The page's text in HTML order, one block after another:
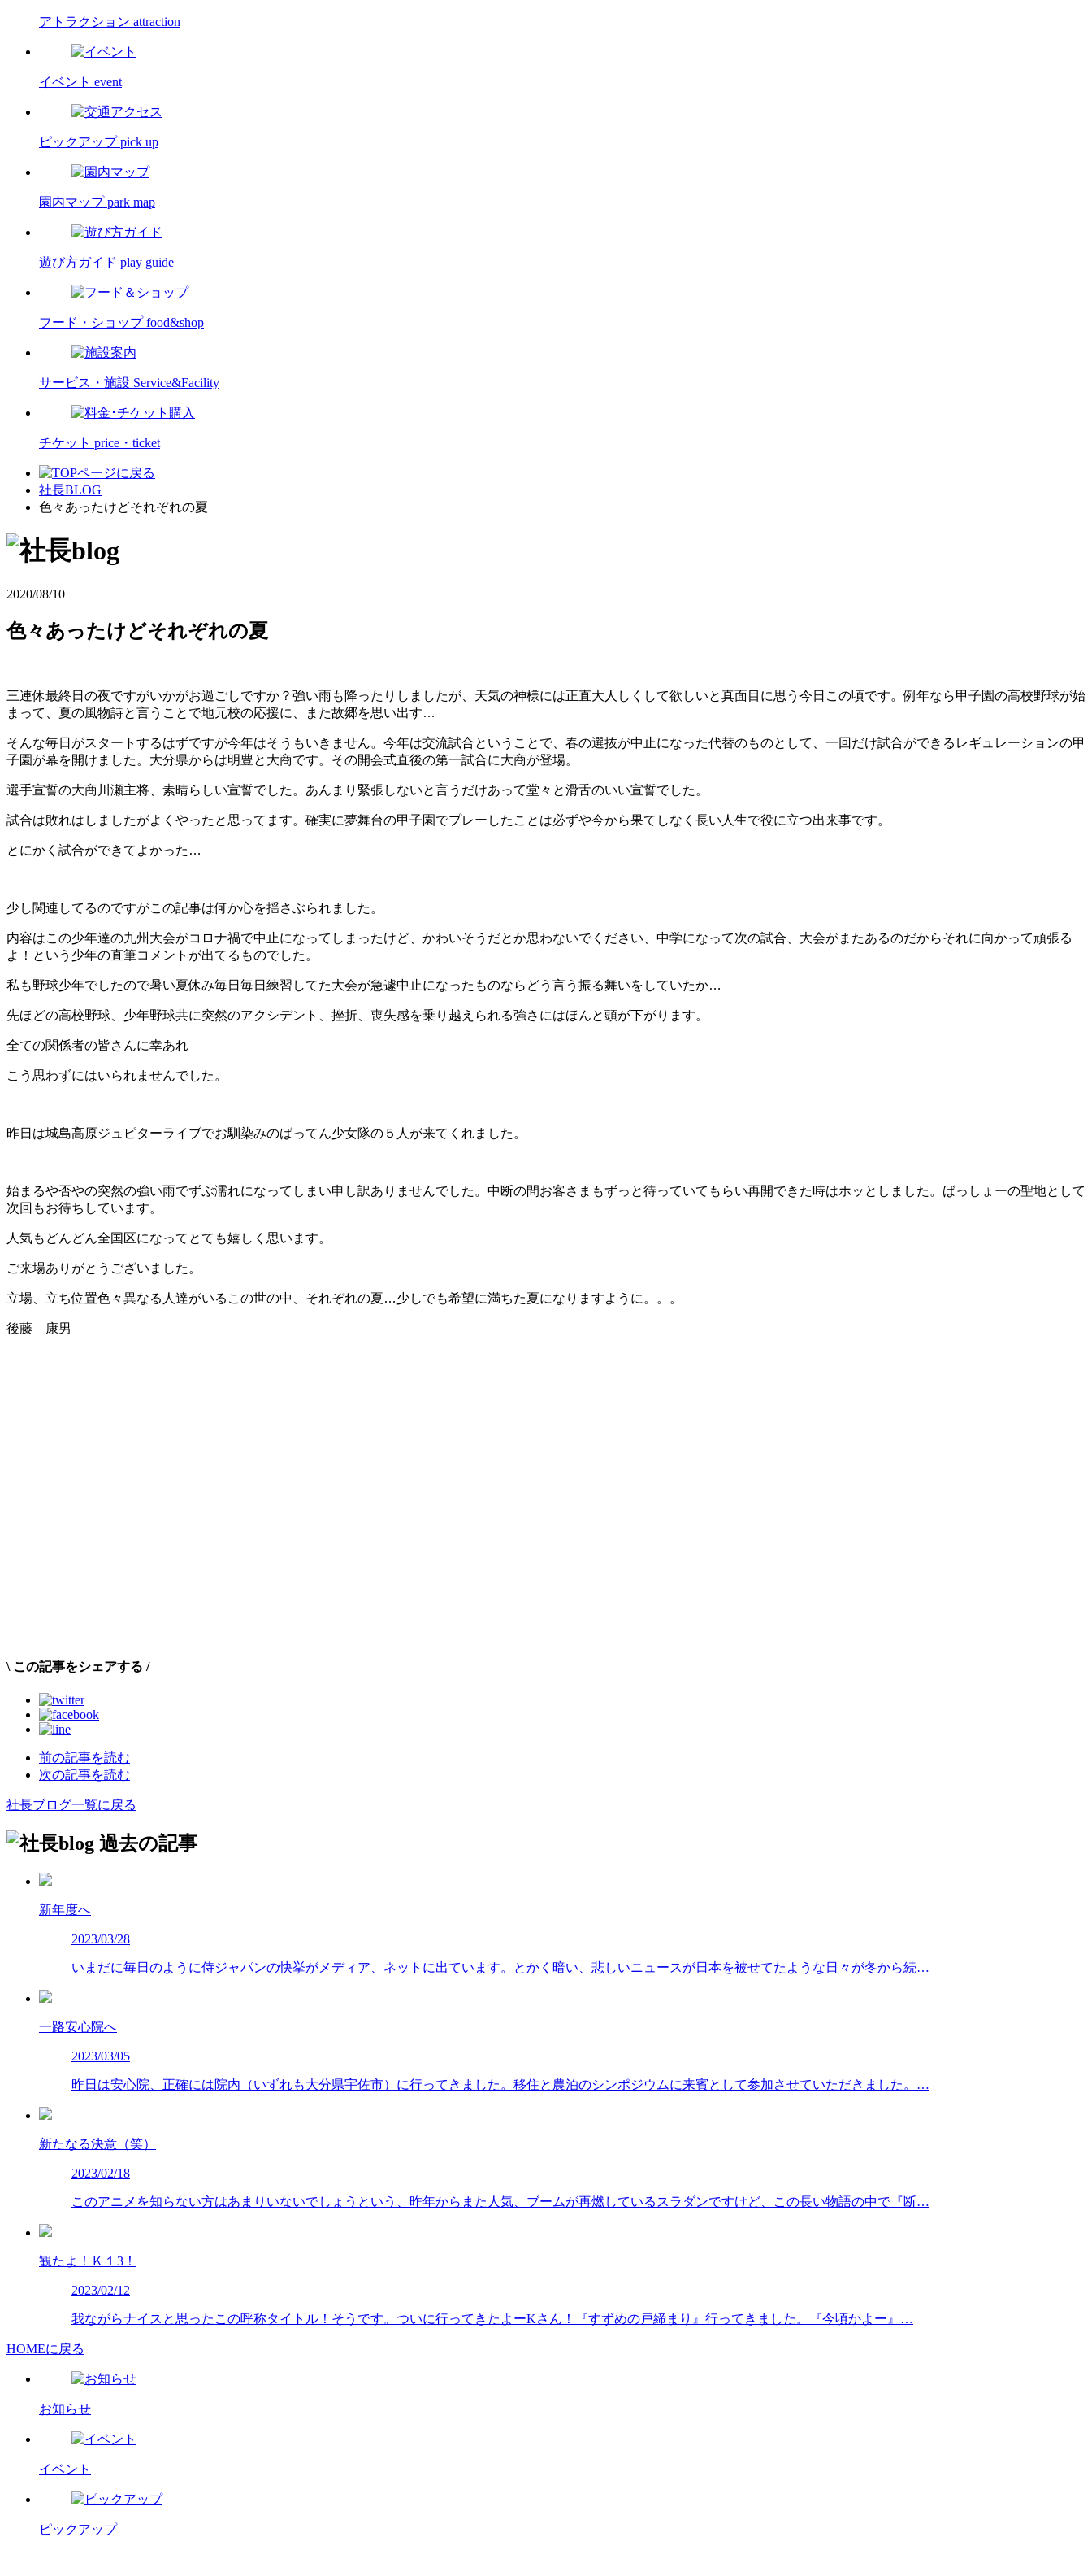
アトラクション attraction
イベント event
ピックアップ pick up
園内マップ park map
遊び方ガイド play guide
フード・ショップ food&shop
サービス・施設 Service&Facility
チケット price・ticket
社長BLOG
色々あったけどそれぞれの夏
2020/08/10
色々あったけどそれぞれの夏
三連休最終日の夜ですがいかがお過ごしですか？強い雨も降ったりしましたが、天気の神様には正直大人しくして欲しいと真面目に思う今日この頃です。例年なら甲子園の高校野球が始
まって、夏の風物詩と言うことで地元校の応援に、また故郷を思い出す…
そんな毎日がスタートするはずですが今年はそうもいきません。今年は交流試合ということで、春の選抜が中止になった代替のものとして、一回だけ試合ができるレギュレーションの甲
子園が幕を開けました。大分県からは明豊と大商です。その開会式直後の第一試合に大商が登場。
選手宣誓の大商川瀬主将、素晴らしい宣誓でした。あんまり緊張しないと言うだけあって堂々と滑舌のいい宣誓でした。
試合は敗れはしましたがよくやったと思ってます。確実に夢舞台の甲子園でプレーしたことは必ずや今から果てしなく長い人生で役に立つ出来事です。
とにかく試合ができてよかった…
少し関連してるのですがこの記事は何か心を揺さぶられました。
内容はこの少年達の九州大会がコロナ禍で中止になってしまったけど、かわいそうだとか思わないでください、中学になって次の試合、大会がまたあるのだからそれに向かって頑張る
よ！という少年の直筆コメントが出てるものでした。
私も野球少年でしたので暑い夏休み毎日毎日練習してた大会が急遽中止になったものならどう言う振る舞いをしていたか…
先ほどの高校野球、少年野球共に突然のアクシデント、挫折、喪失感を乗り越えられる強さにはほんと頭が下がります。
全ての関係者の皆さんに幸あれ
こう思わずにはいられませんでした。
昨日は城島高原ジュピターライブでお馴染みのばってん少女隊の５人が来てくれました。
始まるや否やの突然の強い雨でずぶ濡れになってしまい申し訳ありませんでした。中断の間お客さまもずっと待っていてもらい再開できた時はホッとしました。ばっしょーの聖地として
次回もお待ちしています。
人気もどんどん全国区になってとても嬉しく思います。
ご来場ありがとうございました。
立場、立ち位置色々異なる人達がいるこの世の中、それぞれの夏…少しでも希望に満ちた夏になりますように。。。
後藤 康男
\この記事をシェアする /
前の記事を読む
次の記事を読む
社長ブログ一覧に戻る
過去の記事
新年度へ
2023/03/28
いまだに毎日のように侍ジャパンの快挙がメディア、ネットに出ています。とかく暗い、悲しいニュースが日本を被せてたような日々が冬から続…
一路安心院へ
2023/03/05
昨日は安心院、正確には院内（いずれも大分県宇佐市）に行ってきました。移住と農泊のシンポジウムに来賓として参加させていただきました。…
新たなる決意（笑）
2023/02/18
このアニメを知らない方はあまりいないでしょうという、昨年からまた人気、ブームが再燃しているスラダンですけど、この長い物語の中で『断…
観たよ！Ｋ１3！
2023/02/12
我ながらナイスと思ったこの呼称タイトル！そうです。ついに行ってきたよーKさん！『すずめの戸締まり』行ってきました。『今頃かよー』…
HOMEに戻る
お知らせ
イベント
ピックアップ